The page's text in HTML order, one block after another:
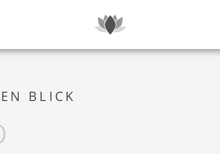
BLICK